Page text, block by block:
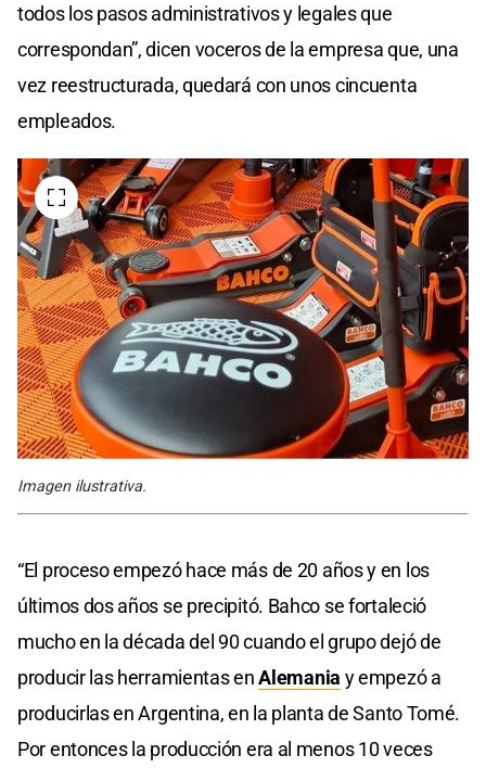
todos los pasos administrativos y legales que
correspondan”, dicen voceros de la empresa que, una
vez reestructurada, quedará con unos cincuenta
empleados.
Imagen ilustrativa.
“El proceso empezó hace más de 20 años y en los
últimos dos años se precipitó. Bahco se fortaleció
mucho en la década del 90 cuando el grupo dejó de
producir las herramientas enAlemania y empezó a
producirlas en Argentina, en la planta de Santo Tomé.
Por entonces la producción era al menos 10 veces